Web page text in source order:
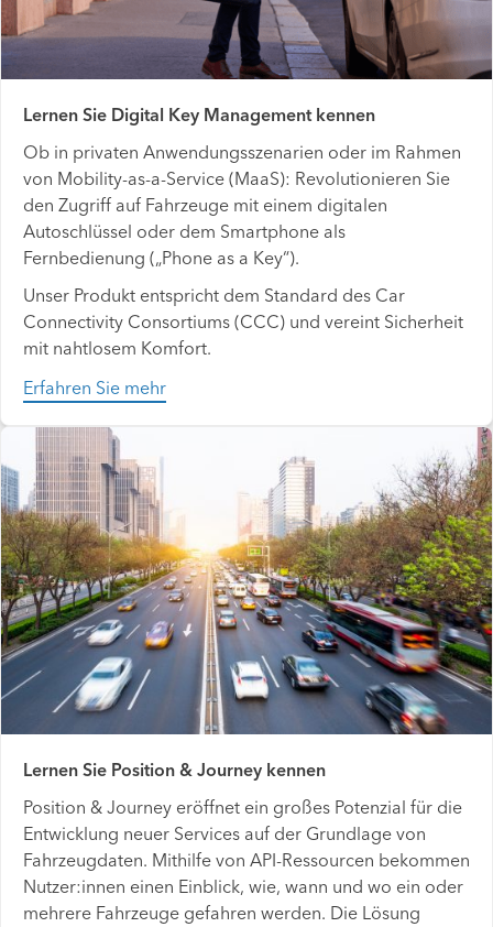
Lernen Sie Digital Key Management kennen
Ob in privaten Anwendungsszenarien oder im Rahmen
von Mobility-as-a-Service (MaaS): Revolutionieren Sie
den Zugriff auf Fahrzeuge mit einem digitalen
Autoschlüssel oder dem Smartphone als
Fernbedienung („Phone as a Key“).
Unser Produkt entspricht dem Standard des Car
Connectivity Consortiums (CCC) und vereint Sicherheit
mit nahtlosem Komfort.
Erfahren Sie mehr
Lernen Sie Position & Journey kennen
Position & Journey eröffnet ein großes Potenzial für die
Entwicklung neuer Services auf der Grundlage von
Fahrzeugdaten. Mithilfe von API-Ressourcen bekommen
Nutzer:innen einen Einblick, wie, wann und wo ein oder
mehrere Fahrzeuge gefahren werden. Die Lösung